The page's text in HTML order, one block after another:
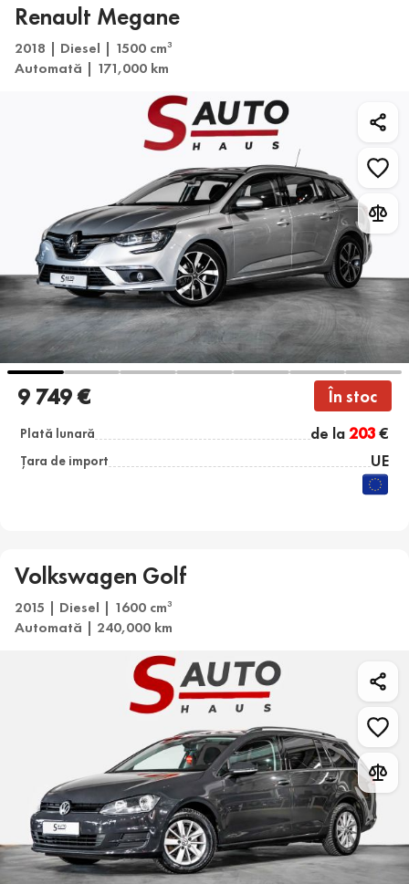
Renault Megane
2018 | Diesel | 1500 cm3
Automată | 171,000 km
9 749 € În stoc
Plată lunară de la203€
Țara de import UE
Volkswagen Golf
2015 | Diesel | 1600 cm3
Automată | 240,000 km